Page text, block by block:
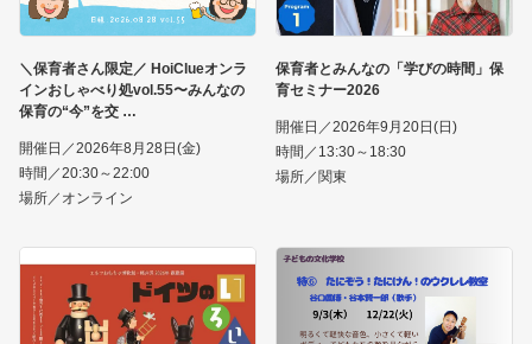
＼保育者さん限定／ HoiClueオンラ
インおしゃべり処vol.55〜みんなの
保育の“今”を交
開催日／2026年8月28日(金)
時間／20:30～22:00
場所／オンライン
保育者とみんなの「学びの時間」保
育セミナー2026
開催日／2026年9月20日(日)
時間／13:30～18:30
場所／関東